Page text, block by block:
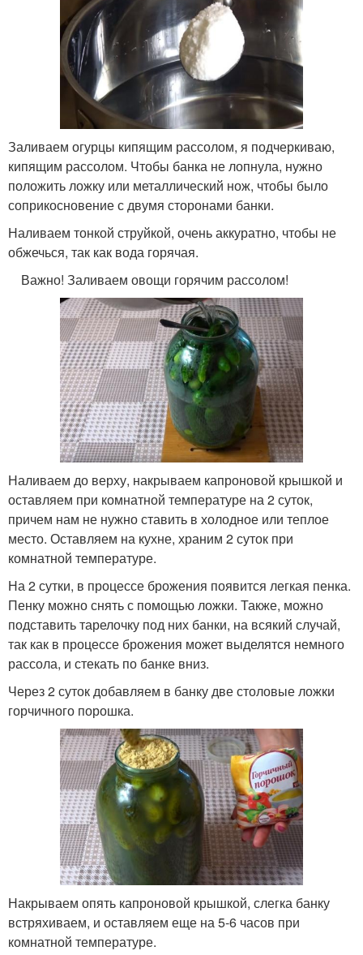
Заливаем огурцы кипящим рассолом, я подчеркиваю,
кипящим рассолом. Чтобы банка не лопнула, нужно
положить ложку или металлический нож, чтобы было
соприкосновение с двумя сторонами банки.
Наливаем тонкой струйкой, очень аккуратно, чтобы не
обжечься, так как вода горячая.
Важно! Заливаем овощи горячим рассолом!
Наливаем до верху, накрываем капроновой крышкой и
оставляем при комнатной температуре на 2 суток,
причем нам не нужно ставить в холодное или теплое
место. Оставляем на кухне, храним 2 суток при
комнатной температуре.
На 2 сутки, в процессе брожения появится легкая пенка.
Пенку можно снять с помощью ложки. Также, можно
подставить тарелочку под них банки, на всякий случай,
так как в процессе брожения может выделятся немного
рассола, и стекать по банке вниз.
Через 2 суток добавляем в банку две столовые ложки
горчичного порошка.
Накрываем опять капроновой крышкой, слегка банку
встряхиваем, и оставляем еще на 5-6 часов при
комнатной температуре.